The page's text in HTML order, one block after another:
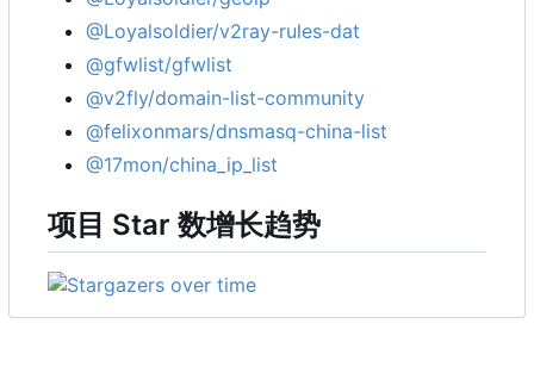
@Loyalsoldier/v2ray-rules-dat
@gfwlist/gfwlist
@v2fly/domain-list-community
@felixonmars/dnsmasq-china-list
@17mon/china_ip_list
项目 Star 数增长趋势